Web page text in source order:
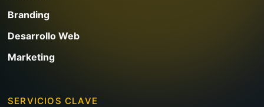
Branding
Desarrollo Web
Marketing
SERVICIOS CLAVE